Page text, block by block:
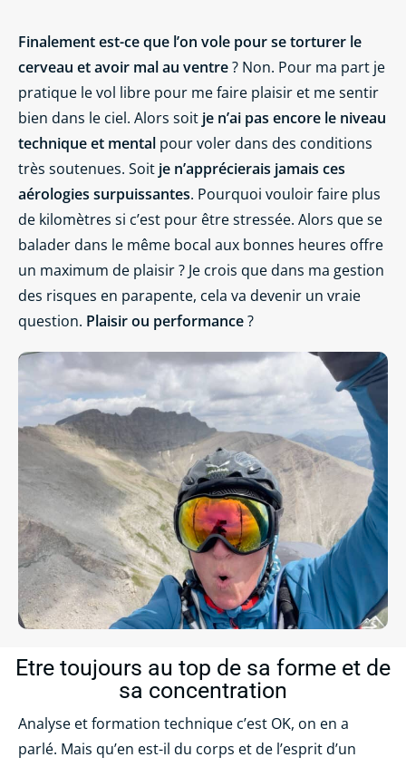
Finalement est-ce que l’on vole pour se torturer le
cerveau et avoir mal au ventre? Non. Pour ma part je
pratique le vol libre pour me faire plaisir et me sentir
bien dans le ciel. Alors soit je n’ai pas encore le niveau
technique et mental pour voler dans des conditions
très soutenues. Soit je n’apprécierais jamais ces
aérologies surpuissantes. Pourquoi vouloir faire plus
de kilomètres si c’est pour être stressée. Alors que se
balader dans le même bocal aux bonnes heures offre
un maximum de plaisir ? Je crois que dans ma gestion
des risques en parapente, cela va devenir un vraie
question. Plaisir ou performance?
Etre toujours au top de sa forme et de
sa concentration
Analyse et formation technique c’est OK, on en a
parlé. Mais qu’en est-il du corps et de l’esprit d’un